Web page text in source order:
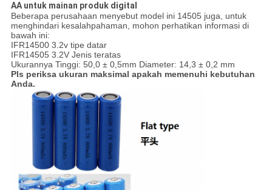
AA untuk mainan produk digital
Beberapa perusahaan menyebut model ini 14505 juga, untuk
menghindari kesalahpahaman, mohon perhatikan informasi di
bawah ini:
IFR14500 3.2v tipe datar
IFR14505 3.2V Jenis teratas
Ukurannya Tinggi: 50,0 ± 0,5mm Diameter: 14,3 ± 0,2 mm
Pls periksa ukuran maksimal apakah memenuhi kebutuhan
Anda.